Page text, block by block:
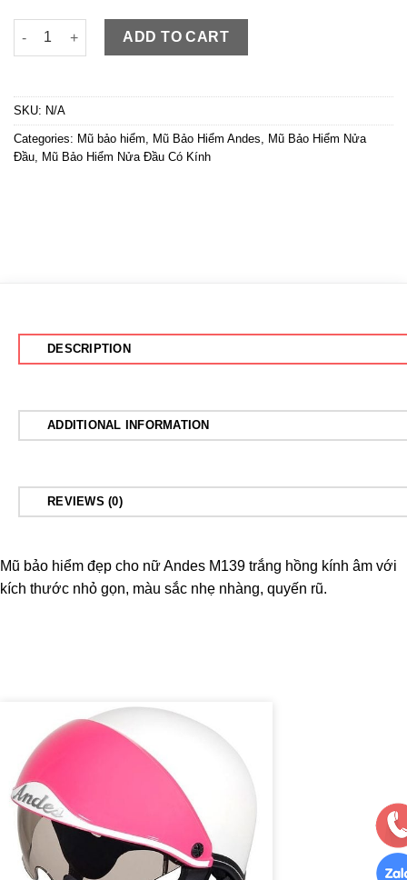
Andes M139 trắng hồng kính âm nửa đầu siêu gọn cho nữ giá
ADD TO CART
SKU: N/A
Categories: Mũ bảo hiểm, Mũ Bảo Hiểm Andes, Mũ Bảo Hiểm Nửa
Đầu, Mũ Bảo Hiểm Nửa Đầu Có Kính
DESCRIPTION
ADDITIONAL INFORMATION
REVIEWS (0)
Mũ bảo hiểm đẹp cho nữAndes M139 trắng hồng kính âm với
kích thước nhỏ gọn, màu sắc nhẹ nhàng, quyến rũ.